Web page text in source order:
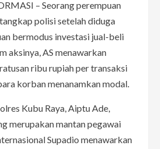
– Seorang perempuan
polisi setelah diduga
bermodus investasi jual-beli
aksinya, AS menawarkan
ribu rupiah per transaksi
korban menanamkan modal.
Kubu Raya, Aiptu Ade,
merupakan mantan pegawai
Supadio menawarkan